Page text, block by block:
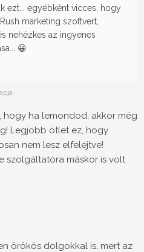
ezt... egyébként vicces, hogy
marketing szoftvert,
nehézkes az ingyenes
😀
hogy ha lemondod, akkor még
Legjobb ötlet ez, hogy
nem lesz elfelejtve!
szolgáltatóra máskor is volt
örökös dolgokkal is, mert az